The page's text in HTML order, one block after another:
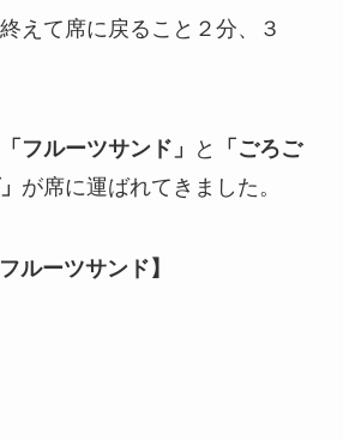
えて席に戻ること２分、３
「フルーツサンド」 と
「ごろご
が席に運ばれてきました。
フルーツサンド】